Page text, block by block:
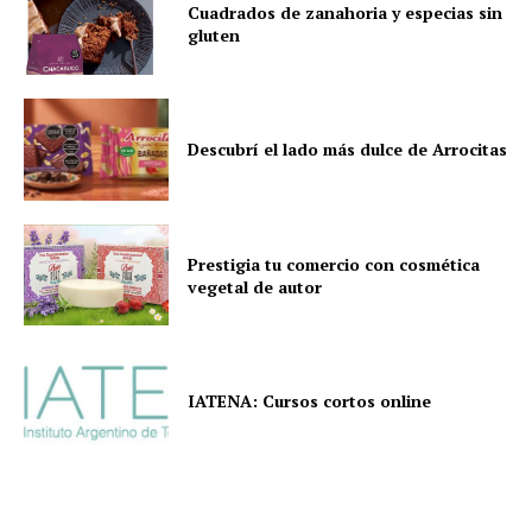
Cuadrados de zanahoria y especias sin
gluten
Descubrí el lado más dulce de Arrocitas
Prestigia tu comercio con cosmética
vegetal de autor
IATENA: Cursos cortos online